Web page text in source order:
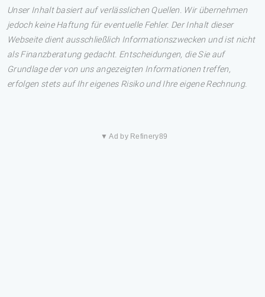
Unser Inhalt basiert auf verlässlichen Quellen. Wir übernehmen
jedoch keine Haftung für eventuelle Fehler. Der Inhalt dieser
Webseite dient ausschließlich Informationszwecken und ist nicht
als Finanzberatung gedacht. Entscheidungen, die Sie auf
Grundlage der von uns angezeigten Informationen treffen,
erfolgen stets auf Ihr eigenes Risiko und Ihre eigene Rechnung.
▼ Ad by Refinery89